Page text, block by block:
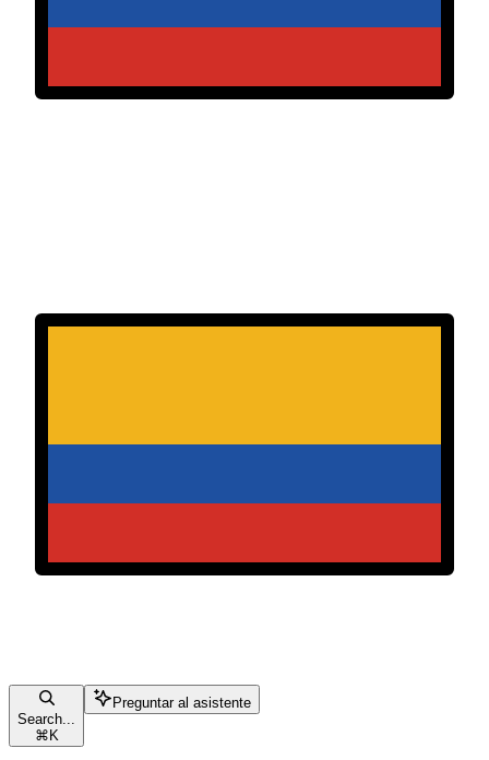
Search...
⌘ K
Preguntar al asistente